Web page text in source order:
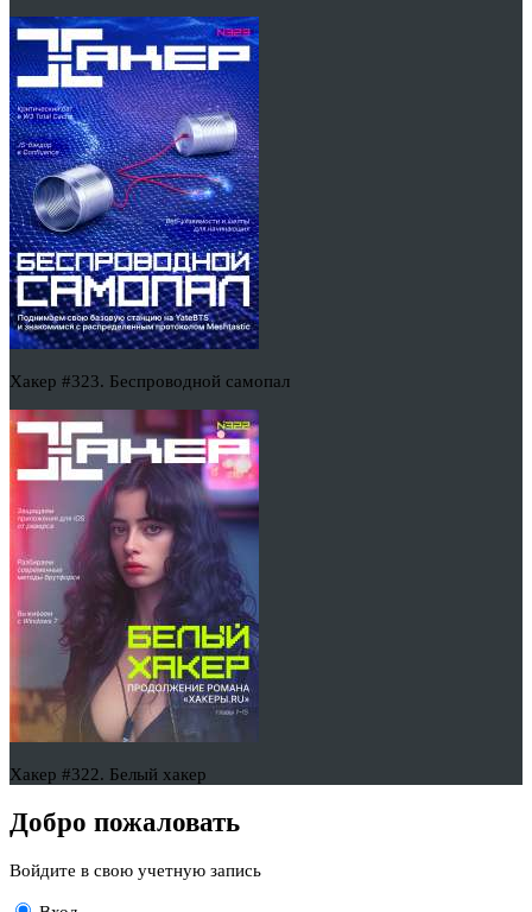
Хакер #323. Беспроводной самопал
Хакер #322. Белый хакер
Добро пожаловать
Войдите в свою учетную запись